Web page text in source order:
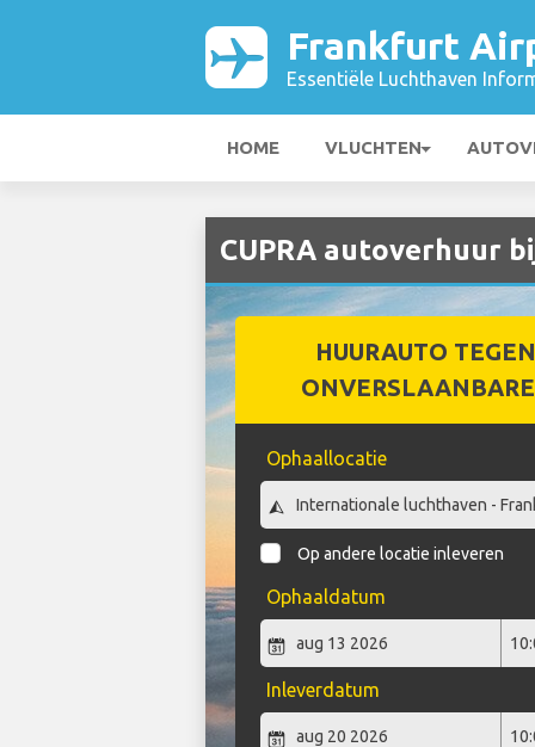
Frankfurt
Essentiële Luchthaven
HOME VLUCHTEN
CUPRA autoverhuur
HUURAUTO
Ophaallocatie
Op andere locatie inleveren
Ophaaldatum
Inleverdatum